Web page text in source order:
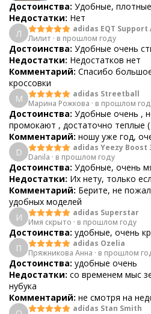
Достоинства: Удобные,
Недостатки: Нет
Л
adidas EQT Support
Лилит · в прошлом году
Достоинства: Удобные очень
Недостатки: Недостатков нет
Комментарий: Спасибо
кроссовки
М
adidas Streetball
Марина Рожкова · в прошлом
Достоинства: Удобные очень ,
промокают , достаточно теплые (
Комментарий: ношу уже год,
D
adidas Yeezy Boost
Danila · в прошлом году
Достоинства: Удобные, очень
Недостатки: Их нету, только
Комментарий: Берите, не
удобных моделей
И
adidas Superstar
Имя скрыто · в прошлом году
Достоинства: удобные, очень
П
adidas Ozelia
Пряжникова Анна · в прошлом
Достоинства: удобные очень
Недостатки: со временем мыс
нубука
Комментарий: не смотря на
adidas Stan Smith